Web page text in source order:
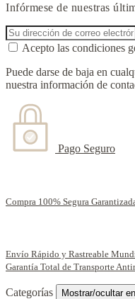
Infórmese de nuestras
Acepto las condiciones
Puede darse de baja en
nuestra información de
Pago Seguro
Compra 100% Segura
Envío Rápido y Rastreable
Garantía Total de Transporte
Categorías Mostrar/ocultar